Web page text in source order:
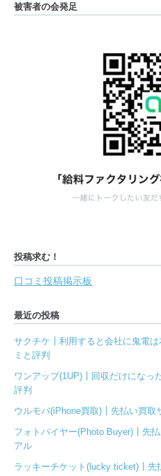
被害者の会発足
投稿求む！
口コミ投稿掲示板
最近の投稿
サクチケ┃利用すると会社に鬼電
ミと評判
ワンアップ(1UP)┃回収だけになっ
評判
ウルモバ(iPhone買取)┃先払い買取
フォトバイヤー(Photo Buyer)┃先
アル
ラッキーチケット(lucky ticket)┃先